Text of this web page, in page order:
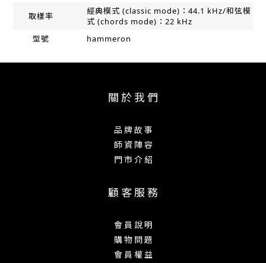
取樣率
經典模式 (classic mode)：44.1 kHz/和弦模
式 (chords mode)：22 kHz
型號
hammeron
關 於 我 們
品 牌 故 事
師 資 陣 容
門 市 介 紹
顧 客 服 務
會 員 說 明
購 物 問 題
會 員 權 益